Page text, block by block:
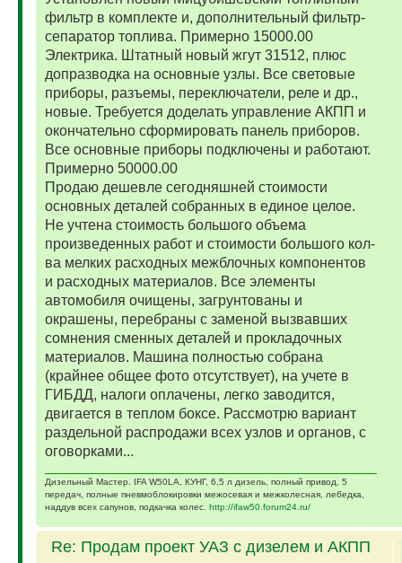
фильтр в комплекте и, дополнительный фильтр-
сепаратор топлива. Примерно 15000.00
Электрика. Штатный новый жгут 31512, плюс
допразводка на основные узлы. Все световые
приборы, разъемы, переключатели, реле и др.,
новые. Требуется доделать управление АКПП и
окончательно сформировать панель приборов.
Все основные приборы подключены и работают.
Примерно 50000.00
Продаю дешевле сегодняшней стоимости
основных деталей собранных в единое целое.
Не учтена стоимость большого объема
произведенных работ и стоимости большого кол-
ва мелких расходных межблочных компонентов
и расходных материалов. Все элементы
автомобиля очищены, загрунтованы и
окрашены, перебраны с заменой вызвавших
сомнения сменных деталей и прокладочных
материалов. Машина полностью собрана
(крайнее общее фото отсутствует), на учете в
ГИБДД, налоги оплачены, легко заводится,
двигается в теплом боксе. Рассмотрю вариант
раздельной распродажи всех узлов и органов, с
оговорками...
Дизельный Мастер. IFA W50LA, КУНГ, 6,5 л дизель, полный привод, 5
передач, полные пневмоблокировки межосевая и межколесная, лебедка,
наддув всех сапунов, подкачка колес. http://ifaw50.forum24.ru/
Re: Продам проект УАЗ с дизелем и АКПП